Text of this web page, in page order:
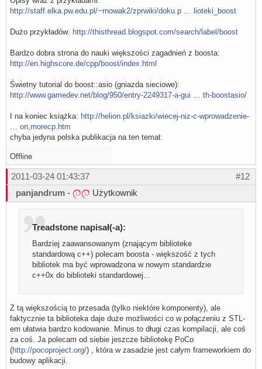
http://staff.elka.pw.edu.pl/~rnowak2/zprwiki/doku.p … lioteki_boost
Dużo przykładów: http://thisthread.blogspot.com/search/label/boost
Bardzo dobra strona do nauki większości zagadnień z boosta:
http://en.highscore.de/cpp/boost/index.html
Świetny tutorial do boost::asio (gniazda sieciowe):
http://www.gamedev.net/blog/950/entry-2249317-a-gui … th-boostasio/
I na koniec książka: http://helion.pl/ksiazki/wiecej-niz-c-wprowadzenie-
… on,morecp.htm
chyba jedyna polska publikacja na ten temat
Offline
#12
2011-03-24 01:43:37
panjandrum - Użytkownik
Treadstone napisał(-a):
Bardziej zaawansowanym (znającym biblioteke
standardową c++) polecam boosta - większość z tych
bibliotek ma być wprowadzona w nowym standardzie
c++0x do biblioteki standardowej...
Z tą większością to przesada (tylko niektóre komponenty), ale
faktycznie ta biblioteka daje duże możliwości co w połączeniu z STL-
em ułatwia bardzo kodowanie. Minus to długi czas kompilacji, ale coś
za coś. Ja polecam od siebie jeszcze bibliotekę PoCo
(http://pocoproject.org/) , która w zasadzie jest całym frameworkiem do
budowy aplikacji.